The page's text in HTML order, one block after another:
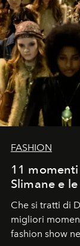
FASHION
11
Slimane e
Che si tratti di
migliori
fashion show